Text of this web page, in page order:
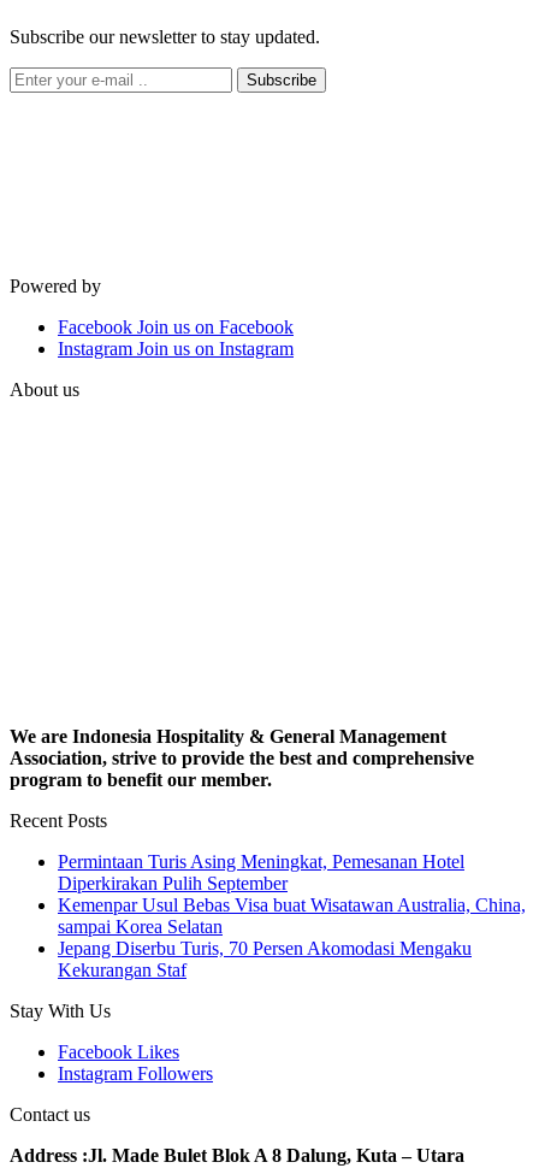
Subscribe our newsletter to stay updated.
Subscribe
Powered by
Facebook Join us on Facebook
Instagram Join us on Instagram
About us
We are Indonesia Hospitality & General Management
Association, strive to provide the best and comprehensive
program to benefit our member.
Recent Posts
Permintaan Turis Asing Meningkat, Pemesanan Hotel
Diperkirakan Pulih September
Kemenpar Usul Bebas Visa buat Wisatawan Australia, China,
sampai Korea Selatan
Jepang Diserbu Turis, 70 Persen Akomodasi Mengaku
Kekurangan Staf
Stay With Us
Facebook Likes
Instagram Followers
Contact us
Address :Jl. Made Bulet Blok A 8 Dalung, Kuta – Utara